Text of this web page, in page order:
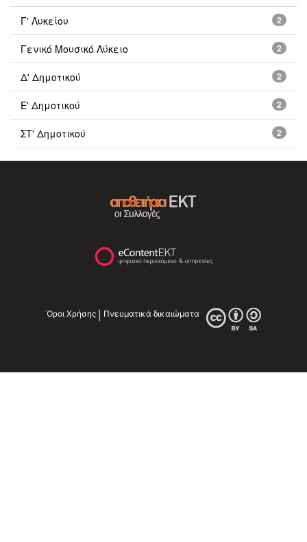
2
Γ' Λυκείου
2
Γενικό Μουσικό Λύκειο
2
Δ' Δημοτικού
2
Ε' Δημοτικού
2
ΣΤ' Δημοτικού